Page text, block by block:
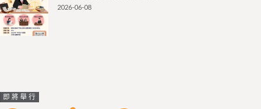
2026-06-08
即將舉行